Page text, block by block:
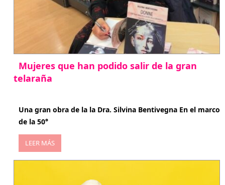
Mujeres que han podido salir de la gran
telaraña
Una gran obra de la la Dra. Silvina Bentivegna En el marco
de la 50°
LEER MÁS